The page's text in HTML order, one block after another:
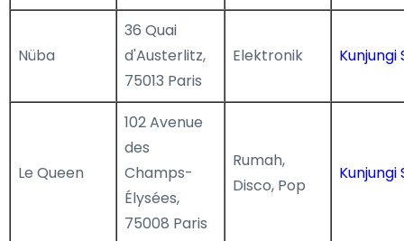
Nüba
36 Quai
d'Austerlitz,
75013 Paris
Elektronik Kunjungi
Le Queen
102 Avenue
des
Champs-
Élysées,
75008 Paris
Rumah,
Disco, Pop
Kunjungi